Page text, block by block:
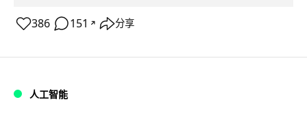
386 151 ↗ 分享
人工智能